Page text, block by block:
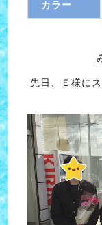
カラー
先日、Ｅ様に